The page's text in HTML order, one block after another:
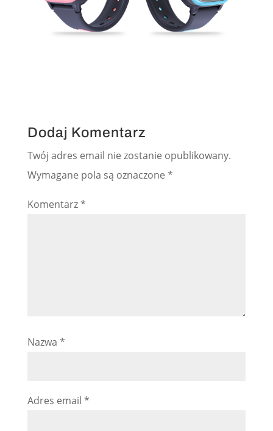
Dodaj Komentarz
Twój adres email nie zostanie opublikowany.
Wymagane pola są oznaczone *
Komentarz*
Nazwa *
Adres email *